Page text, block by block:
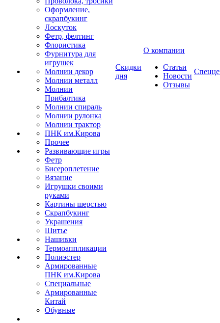
Оформление,
скрапбукинг
Лоскуток
Фетр, фелтинг
Флористика
Фурнитура для
игрушек
Молнии декор
Молнии металл
Молнии
Прибалтика
Молнии спираль
Молнии рулонка
Молнии трактор
ПНК им.Кирова
Прочее
Развивающие игры
Фетр
Бисероплетение
Вязание
Игрушки своими
руками
Картины шерстью
Скрапбукинг
Украшения
Шитье
Нашивки
Термоаппликации
Полиэстер
Армированные
ПНК им.Кирова
Специальные
Армированные
Китай
Обувные
Скидки
дня
О компании
Статьи
Новости
Отзывы